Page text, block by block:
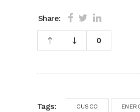
Share:
0
Tags: CUSCO